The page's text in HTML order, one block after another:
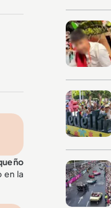
en la